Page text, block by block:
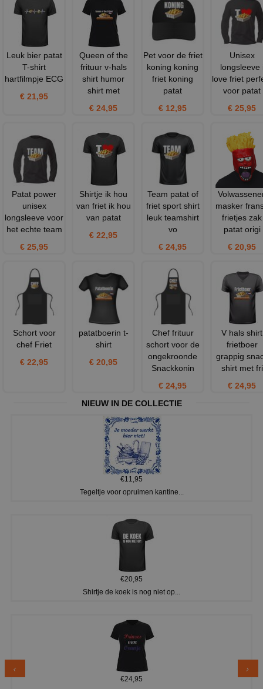
Leuk bier patat
T-shirt
hartfilmpje ECG
€ 21,95
Queen of the
frituur v-hals
shirt humor
shirt met
€ 24,95
Pet voor de friet
koning koning
friet koning
patat
€ 12,95
Unisex
longsleeve
love friet
voor patat
€ 25,95
Patat power
unisex
longsleeve voor
het echte team
€ 25,95
Shirtje ik hou
van friet ik hou
van patat
€ 22,95
Team patat of
friet sport shirt
leuk teamshirt
vo
€ 24,95
masker
frietjes zak
patat origi
€ 20,95
Schort voor
chef Friet
€ 22,95
patatboerin t-
shirt
€ 20,95
Chef frituur
schort voor de
ongekroonde
Snackkonin
€ 24,95
V hals shirt
frietboer
grappig
shirt met fri
€ 24,95
NIEUW IN DE COLLECTIE
€11,95
Tegeltje voor opruimen kantine...
€20,95
Shirtje de koek is nog niet op...
€24,95